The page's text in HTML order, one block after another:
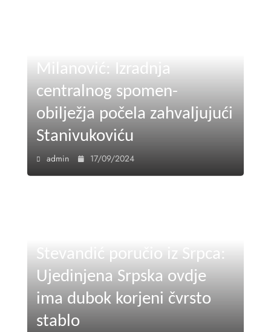
Milanović: Izradnja
centralnog spomen-
obilježja počela zahvaljujući
Stanivukoviću
admin 17/09/2024
Stevandić poručio iz Srpca:
Ujedinjena Srpska ovdje
ima dubok korjeni čvrsto
stablo